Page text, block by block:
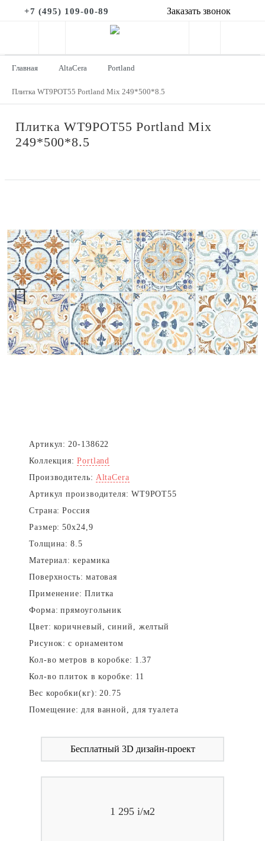
+7 (495) 109-00-89 Заказать звонок
Главная AltaCera Portland
Плитка WT9POT55 Portland Mix 249*500*8.5
Плитка WT9POT55 Portland Mix
249*500*8.5
Next
Артикул: 20-138622
Коллекция: Portland
Производитель: AltaCera
Артикул производителя: WT9POT55
Страна: Россия
Размер: 50x24,9
Толщина: 8.5
Материал: керамика
Поверхность: матовая
Применение: Плитка
Форма: прямоугольник
Цвет: коричневый, синий, желтый
Рисунок: с орнаментом
Кол-во метров в коробке: 1.37
Кол-во плиток в коробке: 11
Вес коробки(кг): 20.75
Помещение: для ванной, для туалета
Бесплатный 3D дизайн-проект
1 295 i/м2